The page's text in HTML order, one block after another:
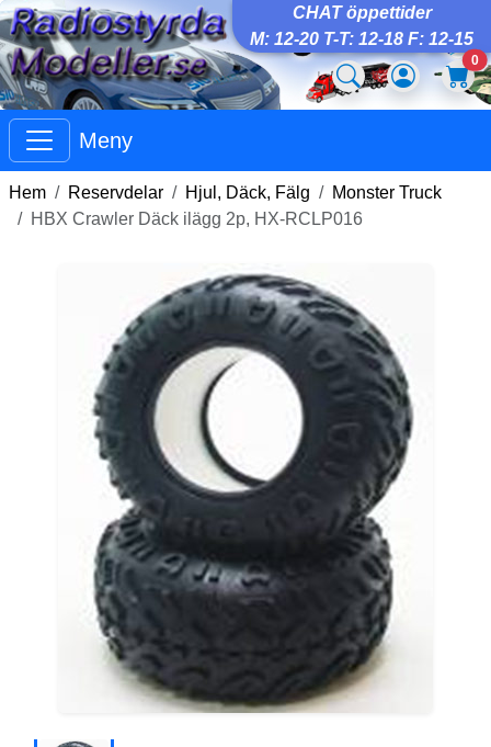
CHAT öppettider
M: 12-20 T-T: 12-18 F: 12-15
0
Meny
Hem Reservdelar Hjul, Däck, Fälg
Monster Truck
HBX Crawler Däck ilägg 2p, HX-RCLP016